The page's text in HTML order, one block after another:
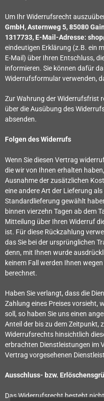
Um Ihr Widerrufsrecht
GmbH, Asternweg 5, 85080
1317733, E-Mail-Adresse:
eindeutigen Erklärung (z.B. ein
E-Mail) über Ihren Entschluss,
informieren. Sie können dafür
Widerrufsformular verwenden,
Zur Wahrung der Widerrufsfrist
über die Ausübung des
absenden.
Folgen des Widerrufs
Wenn Sie diesen Vertrag
die wir von Ihnen erhalten
Ausnahme der zusätzlichen
eine andere Art der Lieferung
Standardlieferung gewählt
binnen vierzehn Tagen ab dem
Mitteilung über Ihren Widerruf
ist. Für diese Rückzahlung
das Sie bei der ursprünglichen
denn, mit Ihnen wurde
keinem Fall werden Ihnen
berechnet.
Haben Sie verlangt, dass die
Zahlung eines Preises vorsieht,
soll, so haben Sie uns einen
Anteil der bis zu dem Zeitpunkt,
Widerrufsrechts hinsichtlich
erbrachten Dienstleistungen im
Vertrag vorgesehenen
Ausschluss- bzw.
Das Widerrufsrecht besteht